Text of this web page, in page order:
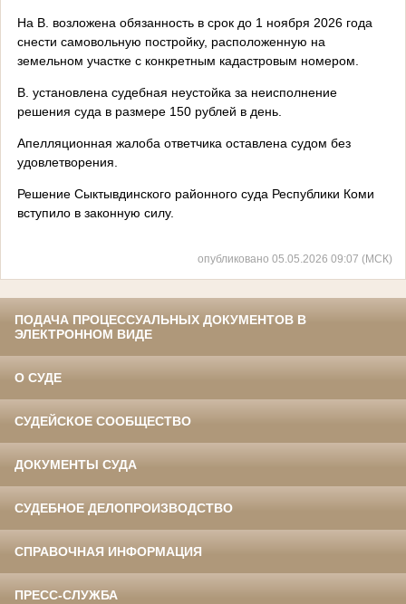
На В. возложена обязанность в срок до 1 ноября 2026 года
снести самовольную постройку, расположенную на
земельном участке с конкретным кадастровым номером.
В. установлена судебная неустойка за неисполнение
решения суда в размере 150 рублей в день.
Апелляционная жалоба ответчика оставлена судом без
удовлетворения.
Решение Сыктывдинского районного суда Республики Коми
вступило в законную силу.
опубликовано 05.05.2026 09:07 (МСК)
ПОДАЧА ПРОЦЕССУАЛЬНЫХ ДОКУМЕНТОВ В
ЭЛЕКТРОННОМ ВИДЕ
О СУДЕ
СУДЕЙСКОЕ СООБЩЕСТВО
ДОКУМЕНТЫ СУДА
СУДЕБНОЕ ДЕЛОПРОИЗВОДСТВО
СПРАВОЧНАЯ ИНФОРМАЦИЯ
ПРЕСС-СЛУЖБА